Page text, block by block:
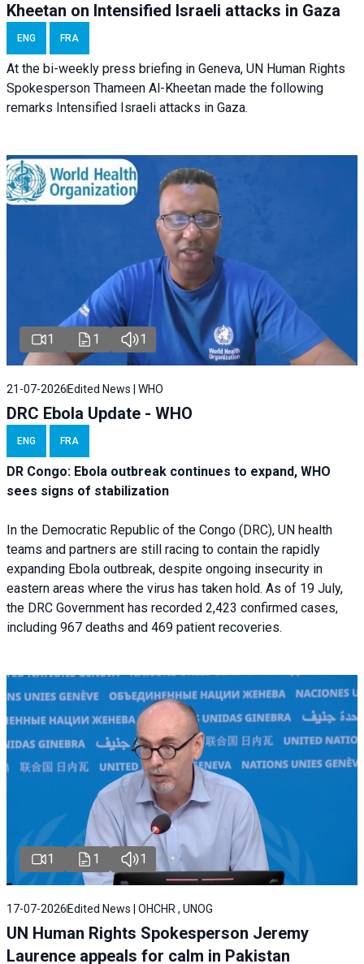
Kheetan on Intensified Israeli attacks in Gaza
ENG FRA
At the bi-weekly press briefing in Geneva, UN Human Rights
Spokesperson Thameen Al-Kheetan made the following
remarks Intensified Israeli attacks in Gaza.
1 1 1
21-07-2026 Edited News | WHO
DRC Ebola Update - WHO
ENG FRA
DR Congo: Ebola outbreak continues to expand, WHO
sees signs of stabilization
In the Democratic Republic of the Congo (DRC), UN health
teams and partners are still racing to contain the rapidly
expanding Ebola outbreak, despite ongoing insecurity in
eastern areas where the virus has taken hold. As of 19 July,
the DRC Government has recorded 2,423 confirmed cases,
including 967 deaths and 469 patient recoveries.
1 1 1
17-07-2026 Edited News | OHCHR , UNOG
UN Human Rights Spokesperson Jeremy
Laurence appeals for calm in Pakistan